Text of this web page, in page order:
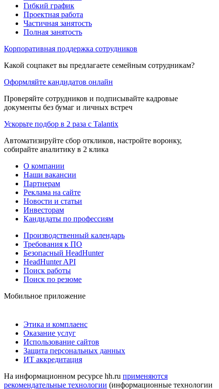
Гибкий график
Проектная работа
Частичная занятость
Полная занятость
Корпоративная поддержка сотрудников
Какой соцпакет вы предлагаете семейным сотрудникам?
Оформляйте кандидатов онлайн
Проверяйте сотрудников и подписывайте кадровые
документы без бумаг и личных встреч
Ускорьте подбор в 2 раза с Talantix
Автоматизируйте сбор откликов, настройте воронку,
собирайте аналитику в 2 клика
О компании
Наши вакансии
Партнерам
Реклама на сайте
Новости и статьи
Инвесторам
Кандидаты по профессиям
Производственный календарь
Требования к ПО
Безопасный HeadHunter
HeadHunter API
Поиск работы
Поиск по резюме
Мобильное приложение
Этика и комплаенс
Оказание услуг
Использование сайтов
Защита персональных данных
ИТ аккредитация
На информационном ресурсе hh.ru применяются
рекомендательные технологии (информационные технологии